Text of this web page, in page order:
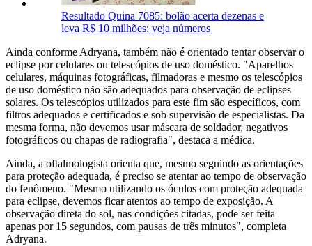
Resultado Quina 7085: bolão acerta dezenas e
leva R$ 10 milhões; veja números
Ainda conforme Adryana, também não é orientado tentar observar o
eclipse por celulares ou telescópios de uso doméstico. "Aparelhos
celulares, máquinas fotográficas, filmadoras e mesmo os telescópios
de uso doméstico não são adequados para observação de eclipses
solares. Os telescópios utilizados para este fim são específicos, com
filtros adequados e certificados e sob supervisão de especialistas. Da
mesma forma, não devemos usar máscara de soldador, negativos
fotográficos ou chapas de radiografia", destaca a médica.
Ainda, a oftalmologista orienta que, mesmo seguindo as orientações
para proteção adequada, é preciso se atentar ao tempo de observação
do fenômeno. "Mesmo utilizando os óculos com proteção adequada
para eclipse, devemos ficar atentos ao tempo de exposição. A
observação direta do sol, nas condições citadas, pode ser feita
apenas por 15 segundos, com pausas de três minutos", completa
Adryana.